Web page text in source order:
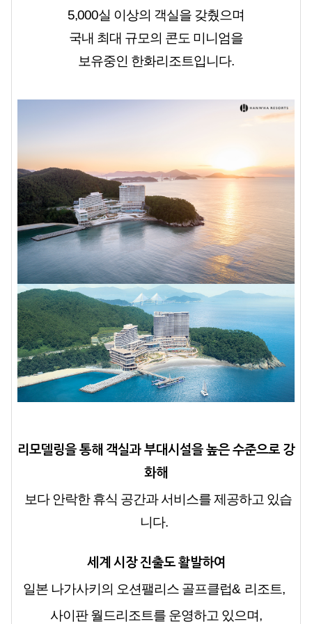
5,000실 이상의 객실을 갖췄으며
국내 최대 규모의 콘도 미니엄을
보유중인 한화리조트입니다.
리모델링을 통해 객실과 부대시설을 높은 수준으로 강
화해
보다 안락한 휴식 공간과 서비스를 제공하고 있습
니다.
세계 시장 진출도 활발하여
일본 나가사키의 오션팰리스 골프클럽& 리조트,
사이판 월드리조트를 운영하고 있으며,